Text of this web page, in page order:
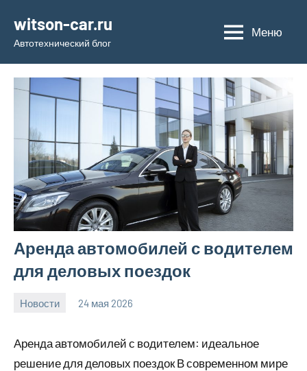
содержимому
witson-car.ru
Автотехнический блог
Меню
Аренда автомобилей с водителем
для деловых поездок
Новости 24 мая 2026
Аренда автомобилей с водителем: идеальное
решение для деловых поездок В современном мире